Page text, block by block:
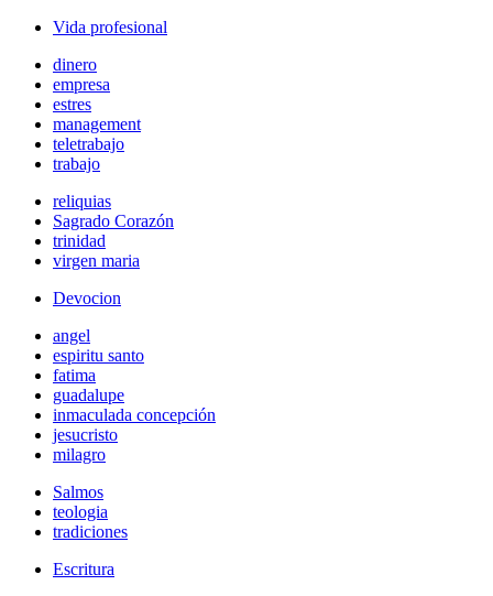
Vida profesional
dinero
empresa
estres
management
teletrabajo
trabajo
reliquias
Sagrado Corazón
trinidad
virgen maria
Devocion
angel
espiritu santo
fatima
guadalupe
inmaculada concepción
jesucristo
milagro
Salmos
teologia
tradiciones
Escritura